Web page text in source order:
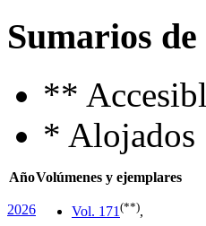
Sumarios
**
* Alojados
AñoVolúmenes y ejemplares
2026 Vol. 171 (**),